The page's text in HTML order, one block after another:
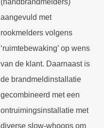
aangevuld met
rookmelders volgens
‘ruimtebewaking’ op wens
van de klant. Daarnaast is
de brandmeldinstallatie
gecombineerd met een
ontruimingsinstallatie met
diverse slow-whoops om